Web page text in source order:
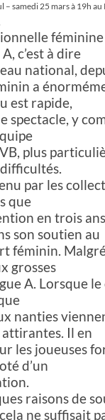
samedi 25 mars à 19h au
c’est à dire
national,
a
est rapide,
spectacle, y
plus
par les
que
en trois
son soutien au
féminin.
grosses
A. Lorsque
nanties
Il en
les joueuses
d’un
raisons de
ne suffisait